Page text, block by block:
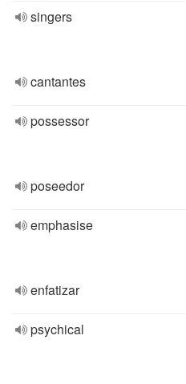
singers
cantantes
possessor
poseedor
emphasise
enfatizar
psychical